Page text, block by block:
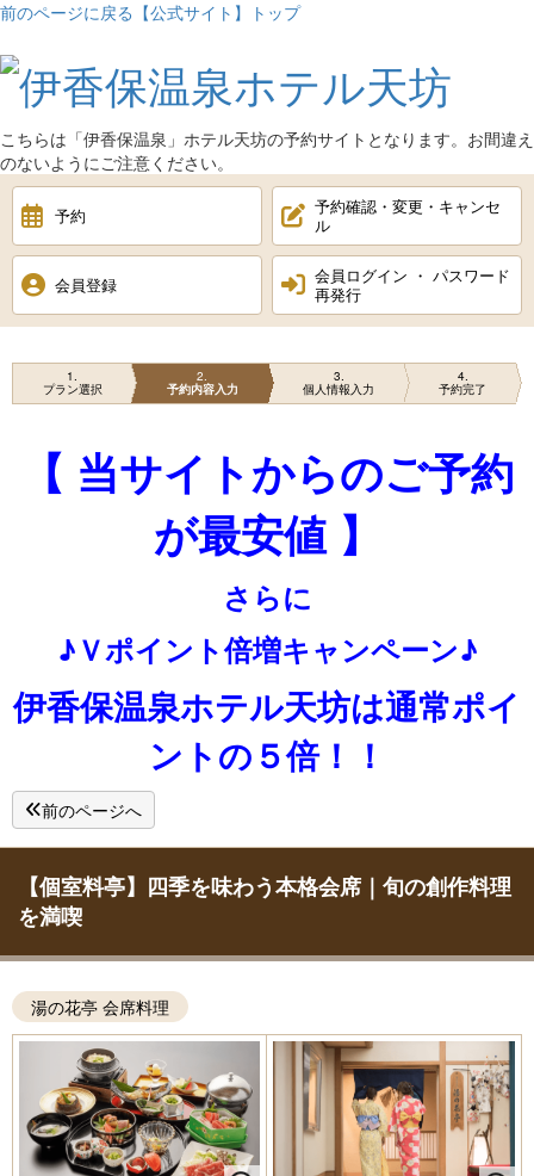
前のページに戻る 【公式サイト】トップ
こちらは「伊香保温泉 」ホテル天坊の予約サイトとなります。お間違え
のないようにご注意ください。
予約
予約確認・変更・キャンセ
ル
会員登録
会員ログイン ・ パスワード
再発行
1
プラン選択
2
予約内容入力
3
個人情報入力
4
予約完了
【 当サイトからのご予約
が最安値 】
さらに
♪Ｖポイント倍増キャンペーン♪
伊香保温泉ホテル天坊は通常ポイ
ントの５倍！！
前のページへ
【個室料亭】四季を味わう本格会席｜旬の創作料理
を満喫
湯の花亭 会席料理